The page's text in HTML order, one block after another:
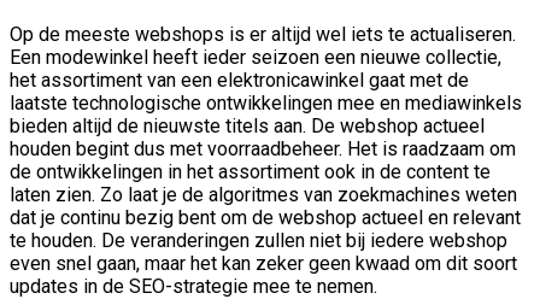
Op de meeste webshops is er altijd wel iets te actualiseren.
Een modewinkel heeft ieder seizoen een nieuwe collectie,
het assortiment van een elektronicawinkel gaat met de
laatste technologische ontwikkelingen mee en mediawinkels
bieden altijd de nieuwste titels aan. De webshop actueel
houden begint dus met voorraadbeheer. Het is raadzaam om
de ontwikkelingen in het assortiment ook in de content te
laten zien. Zo laat je de algoritmes van zoekmachines weten
dat je continu bezig bent om de webshop actueel en relevant
te houden. De veranderingen zullen niet bij iedere webshop
even snel gaan, maar het kan zeker geen kwaad om dit soort
updates in de SEO-strategie mee te nemen.